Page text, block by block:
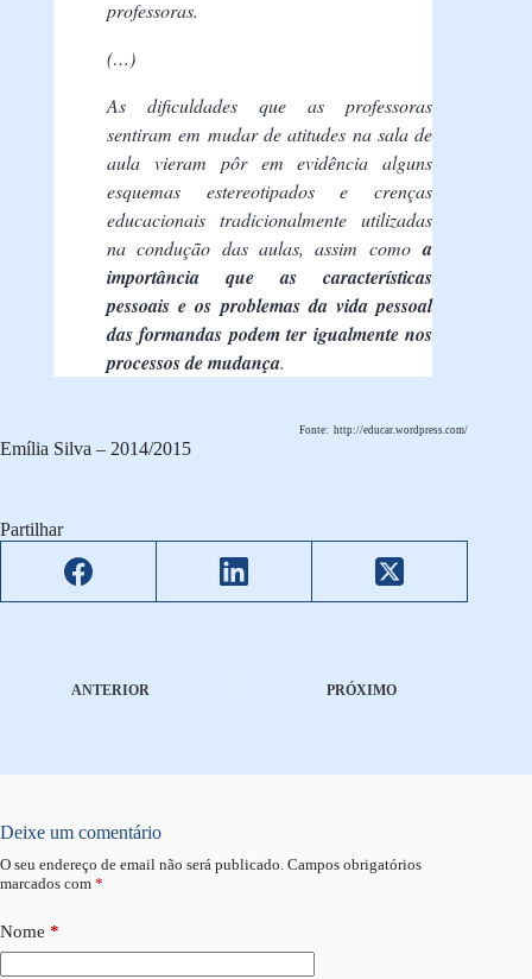
professoras.
(…)
As dificuldades que as professoras
sentiram em mudar de atitudes na sala de
aula vieram pôr em evidência alguns
esquemas estereotipados e crenças
educacionais tradicionalmente utilizadas
na condução das aulas, assim comoa
importância que as características
pessoais e os problemas da vida pessoal
das formandas podem ter igualmente nos
processos de mudança.
Fonte: http://educar.wordpress.com/
Emília Silva – 2014/2015
Partilhar
ANTERIOR PRÓXIMO
Deixe um comentário
O seu endereço de email não será publicado. Campos obrigatórios
marcados com *
Nome *